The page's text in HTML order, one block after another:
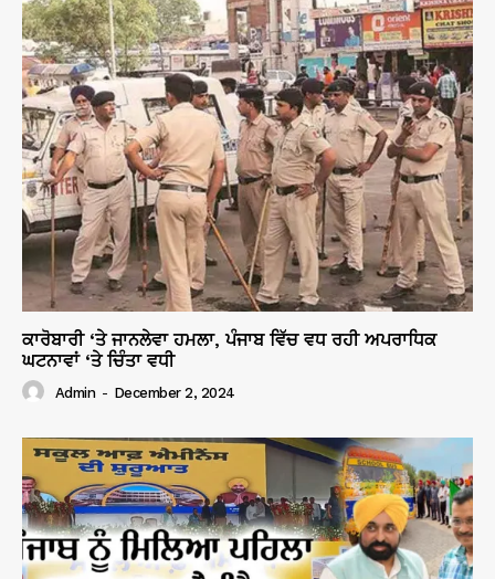
ਕਾਰੋਬਾਰੀ ‘ਤੇ ਜਾਨਲੇਵਾ ਹਮਲਾ, ਪੰਜਾਬ ਵਿੱਚ ਵਧ ਰਹੀ ਅਪਰਾਧਿਕ
ਘਟਨਾਵਾਂ ‘ਤੇ ਚਿੰਤਾ ਵਧੀ
Admin - December 2, 2024